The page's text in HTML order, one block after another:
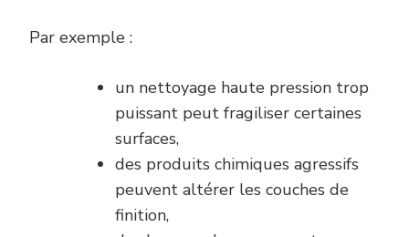
Par exemple :
un nettoyage haute pression trop
puissant peut fragiliser certaines
surfaces,
des produits chimiques agressifs
peuvent altérer les couches de
finition,